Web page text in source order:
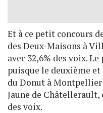
Et à ce petit concours
des Deux-Maisons à
avec 32,6% des voix.
puisque le deuxième
du Donut à
Jaune de Châtellerault,
des voix.